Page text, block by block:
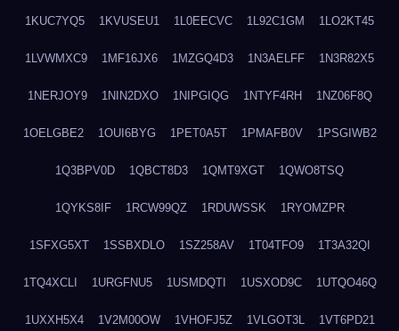
1KUC7YQ5 1KVUSEU1 1L0EECVC 1L92C1GM 1LO2KT45
1LVWMXC9 1MF16JX6 1MZGQ4D3 1N3AELFF 1N3R82X5
1NERJOY9 1NIN2DXO 1NIPGIQG 1NTYF4RH 1NZ06F8Q
1OELGBE2 1OUI6BYG 1PET0A5T 1PMAFB0V 1PSGIWB2
1Q3BPV0D 1QBCT8D3 1QMT9XGT 1QWO8TSQ
1QYKS8IF 1RCW99QZ 1RDUWSSK 1RYOMZPR
1SFXG5XT 1SSBXDLO 1SZ258AV 1T04TFO9 1T3A32QI
1TQ4XCLI 1URGFNU5 1USMDQTI 1USXOD9C 1UTQO46Q
1UXXH5X4 1V2M00OW 1VHOFJ5Z 1VLGOT3L 1VT6PD21